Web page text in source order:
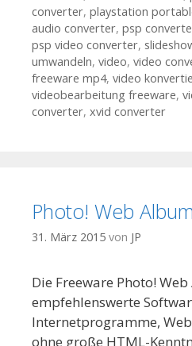
converter, playstation
audio converter, psp
psp video converter,
umwandeln, video, video
freeware mp4, video
videobearbeitung freeware,
converter, xvid converter
Photo! Web Album
31. März 2015 von JP
Die Freeware Photo!
empfehlenswerte
Internetprogramme,
ohne große HTML-